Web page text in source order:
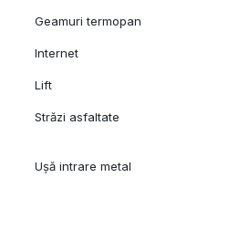
Geamuri termopan
Internet
Lift
Străzi asfaltate
Ușă intrare metal